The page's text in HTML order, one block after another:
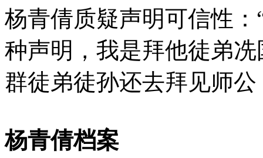
杨青倩质疑声明可信性
种声明，我是拜他徒弟
群徒弟徒孙还去拜见师
杨青倩档案